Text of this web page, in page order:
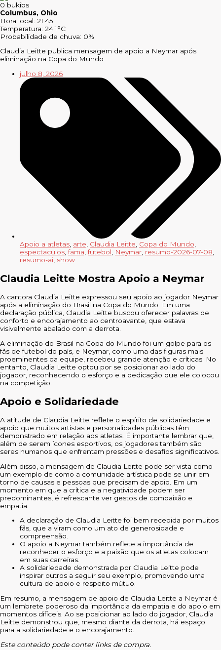
0 bukibs
Columbus, Ohio
Hora local: 21:45
Temperatura: 24.1°C
Probabilidade de chuva: 0%
Claudia Leitte publica mensagem de apoio a Neymar após
eliminação na Copa do Mundo
julho 8, 2026
Apoio a atletas, arte, Claudia Leitte, Copa do Mundo,
espectaculos,fama,futebol, Neymar, resumo-2026-07-08,
resumo-ai, show
Claudia Leitte Mostra Apoio a Neymar
A cantora Claudia Leitte expressou seu apoio ao jogador Neymar
após a eliminação do Brasil na Copa do Mundo. Em uma
declaração pública, Claudia Leitte buscou oferecer palavras de
conforto e encorajamento ao centroavante, que estava
visivelmente abalado com a derrota.
A eliminação do Brasil na Copa do Mundo foi um golpe para os
fãs de futebol do país, e Neymar, como uma das figuras mais
proeminentes da equipe, recebeu grande atenção e críticas. No
entanto, Claudia Leitte optou por se posicionar ao lado do
jogador, reconhecendo o esforço e a dedicação que ele colocou
na competição.
Apoio e Solidariedade
A atitude de Claudia Leitte reflete o espírito de solidariedade e
apoio que muitos artistas e personalidades públicas têm
demonstrado em relação aos atletas. É importante lembrar que,
além de serem ícones esportivos, os jogadores também são
seres humanos que enfrentam pressões e desafios significativos.
Além disso, a mensagem de Claudia Leitte pode ser vista como
um exemplo de como a comunidade artística pode se unir em
torno de causas e pessoas que precisam de apoio. Em um
momento em que a crítica e a negatividade podem ser
predominantes, é refrescante ver gestos de compaixão e
empatia.
A declaração de Claudia Leitte foi bem recebida por muitos
fãs, que a viram como um ato de generosidade e
compreensão.
O apoio a Neymar também reflete a importância de
reconhecer o esforço e a paixão que os atletas colocam
em suas carreiras.
A solidariedade demonstrada por Claudia Leitte pode
inspirar outros a seguir seu exemplo, promovendo uma
cultura de apoio e respeito mútuo.
Em resumo, a mensagem de apoio de Claudia Leitte a Neymar é
um lembrete poderoso da importância da empatia e do apoio em
momentos difíceis. Ao se posicionar ao lado do jogador, Claudia
Leitte demonstrou que, mesmo diante da derrota, há espaço
para a solidariedade e o encorajamento.
Este conteúdo pode conter links de compra.